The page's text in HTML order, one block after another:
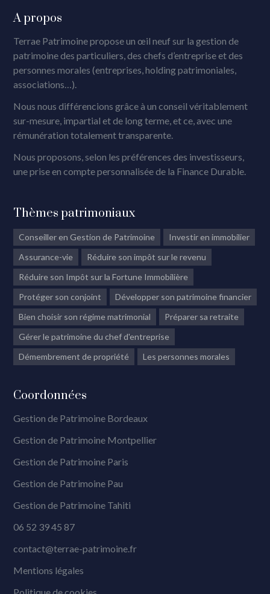
A propos
Terrae Patrimoine propose un œil neuf sur la gestion de
patrimoine des particuliers, des chefs d’entreprise et des
personnes morales (entreprises, holding patrimoniales,
associations…).
Nous nous différencions grâce à un conseil véritablement
sur-mesure, impartial et de long terme, et ce, avec une
rémunération totalement transparente.
Nous proposons, selon les préférences des investisseurs,
une prise en compte personnalisée de la Finance Durable.
Thèmes patrimoniaux
Conseiller en Gestion de Patrimoine
Investir en immobilier
Assurance-vie
Réduire son impôt sur le revenu
Réduire son Impôt sur la Fortune Immobilière
Protéger son conjoint
Développer son patrimoine financier
Bien choisir son régime matrimonial
Préparer sa retraite
Gérer le patrimoine du chef d'entreprise
Démembrement de propriété
Les personnes morales
Coordonnées
Gestion de Patrimoine Bordeaux
Gestion de Patrimoine Montpellier
Gestion de Patrimoine Paris
Gestion de Patrimoine Pau
Gestion de Patrimoine Tahiti
06 52 39 45 87
contact@terrae-patrimoine.fr
Mentions légales